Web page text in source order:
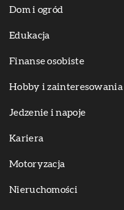
Dom i ogród
Edukacja
Finanse osobiste
Hobby i zainteresowania
Jedzenie i napoje
Kariera
Motoryzacja
Nieruchomości